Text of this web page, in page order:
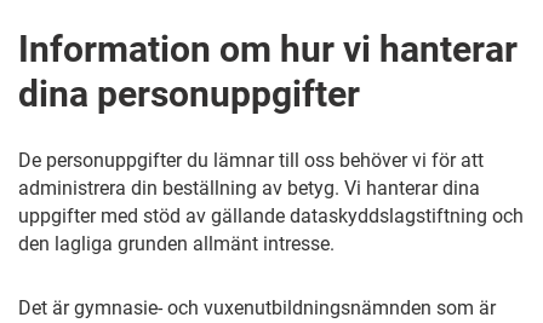
Information om hur vi hanterar
dina personuppgifter
De personuppgifter du lämnar till oss behöver vi för att
administrera din beställning av betyg. Vi hanterar dina
uppgifter med stöd av gällande dataskyddslagstiftning och
den lagliga grunden allmänt intresse.
Det är gymnasie- och vuxenutbildningsnämnden som är